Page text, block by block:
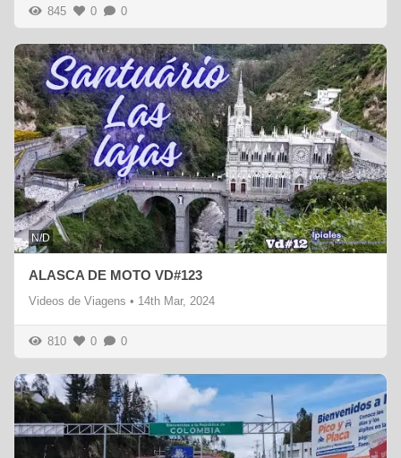
845 0 0
N/D
ALASCA DE MOTO VD#123
Videos de Viagens • 14th Mar, 2024
810 0 0